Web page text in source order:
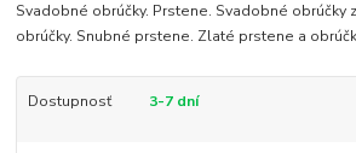
Svadobné obrúčky. Prstene. Svadobné
obrúčky. Snubné prstene. Zlaté prstene a
Dostupnosť 3-7 dní